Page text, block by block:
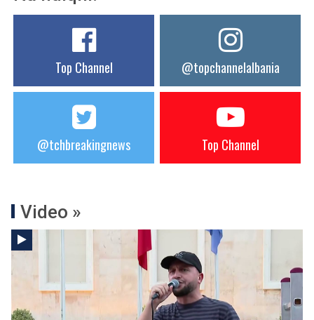
Top Channel @topchannelalbania
@tchbreakingnews Top Channel
Video »